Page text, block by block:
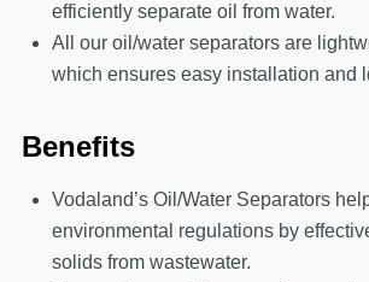
efficiently separate oil from water.
All our oil/water separators are
which ensures easy installation and
Benefits
Vodaland’s Oil/Water Separators
environmental regulations by
solids from wastewater.